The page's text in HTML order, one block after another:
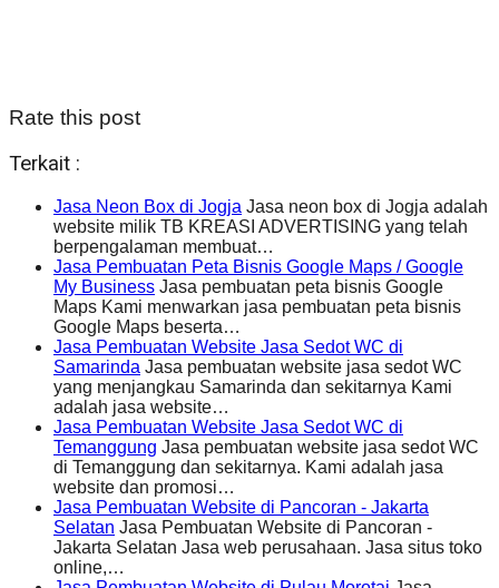
Rate this post
Terkait :
Jasa Neon Box di Jogja Jasa neon box di Jogja adalah
website milik TB KREASI ADVERTISING yang telah
berpengalaman membuat…
Jasa Pembuatan Peta Bisnis Google Maps / Google
My Business Jasa pembuatan peta bisnis Google
Maps Kami menwarkan jasa pembuatan peta bisnis
Google Maps beserta…
Jasa Pembuatan Website Jasa Sedot WC di
Samarinda Jasa pembuatan website jasa sedot WC
yang menjangkau Samarinda dan sekitarnya Kami
adalah jasa website…
Jasa Pembuatan Website Jasa Sedot WC di
Temanggung Jasa pembuatan website jasa sedot WC
di Temanggung dan sekitarnya. Kami adalah jasa
website dan promosi…
Jasa Pembuatan Website di Pancoran - Jakarta
Selatan Jasa Pembuatan Website di Pancoran -
Jakarta Selatan Jasa web perusahaan. Jasa situs toko
online,…